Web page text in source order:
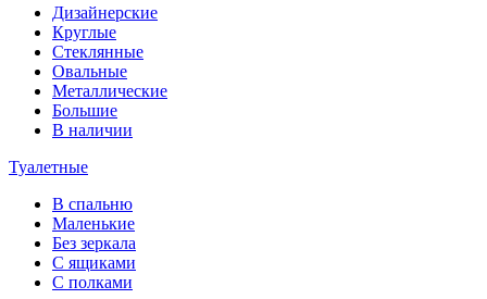
Дизайнерские
Круглые
Стеклянные
Овальные
Металлические
Большие
В наличии
Туалетные
В спальню
Маленькие
Без зеркала
С ящиками
С полками